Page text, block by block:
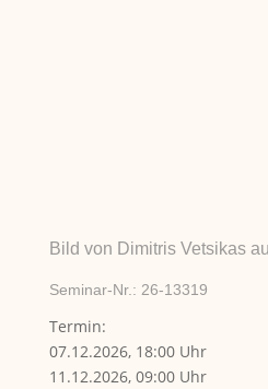
Bild von Dimitris Vetsikas
Seminar-Nr.: 26-13319
Termin:
07.12.2026, 18:00 Uhr
11.12.2026, 09:00 Uhr